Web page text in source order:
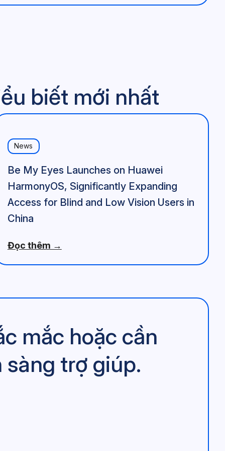
biết mới nhất
News
Be My Eyes Launches on Huawei
HarmonyOS, Significantly Expanding
Access for Blind and Low Vision Users in
China
Đọc thêm →
mắc hoặc cần
trợ giúp.